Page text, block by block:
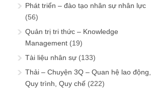
Phát triển – đào tạo nhân sự nhân lực
(56)
Quản trị tri thức – Knowledge
Management (19)
Tài liệu nhân sự (133)
Thải – Chuyện 3Q – Quan hệ lao động,
Quy trình, Quy chế (222)